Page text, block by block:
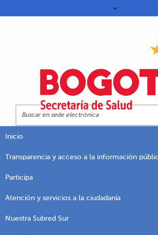
Inicio
Transparencia y acceso a la información
Participa
Atención y servicios a la ciudadanía
Nuestra Subred Sur